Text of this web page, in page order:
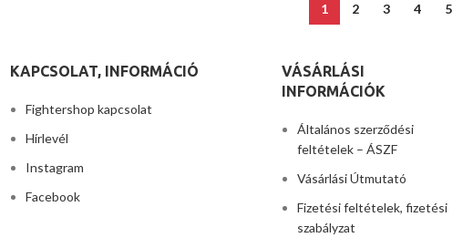
1 2 3 4 5
KAPCSOLAT, INFORMÁCIÓ
Fightershop kapcsolat
Hírlevél
Instagram
Facebook
VÁSÁRLÁSI
INFORMÁCIÓK
Általános szerződési
feltételek – ÁSZF
Vásárlási Útmutató
Fizetési feltételek, fizetési
szabályzat